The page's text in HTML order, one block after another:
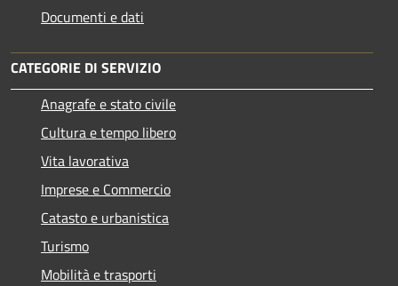
Documenti e dati
CATEGORIE DI SERVIZIO
Anagrafe e stato civile
Cultura e tempo libero
Vita lavorativa
Imprese e Commercio
Catasto e urbanistica
Turismo
Mobilità e trasporti